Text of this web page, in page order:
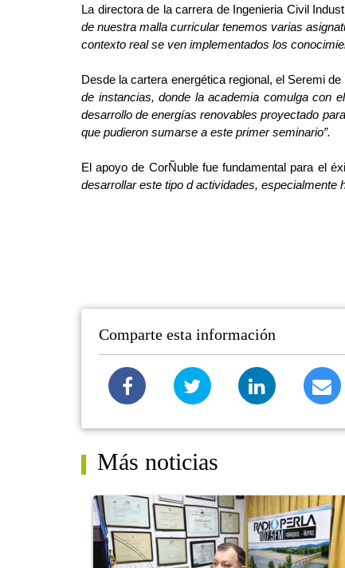
La directora de la carrera de Ingenieria Civil
de nuestra malla curricular tenemos varias
contexto real se ven implementados los
Desde la cartera energética regional, el Seremi
de instancias, donde la academia comulga con
desarrollo de energías renovables proyectado
que pudieron sumarse a este primer seminario”.
El apoyo de CorÑuble fue fundamental para el
desarrollar este tipo d actividades, especialmente
Comparte esta información
Más noticias